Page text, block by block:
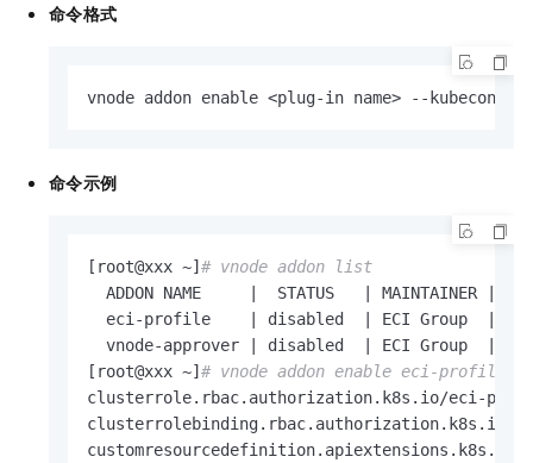
命令格式
vnode addon enable <plug-in name> --
命令示例
[root@xxx ~] # vnode addon list
ADDON NAME     |  STATUS   | MAINTAINER |
eci-profile    | disabled  | ECI Group  |
vnode-approver | disabled  | ECI Group  |
[root@xxx ~] # vnode addon enable eci-profile
clusterrole.rbac.authorization.k8s.io/eci-
clusterrolebinding.rbac.authorization.k8s.io/